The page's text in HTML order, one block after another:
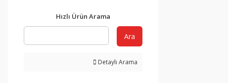
Hızlı Ürün Arama
Ara
Detaylı Arama